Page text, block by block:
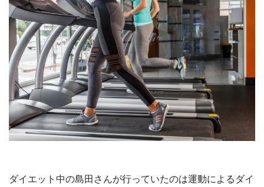
ダイエット中の島田さんが行っていたのは運動によるダイ